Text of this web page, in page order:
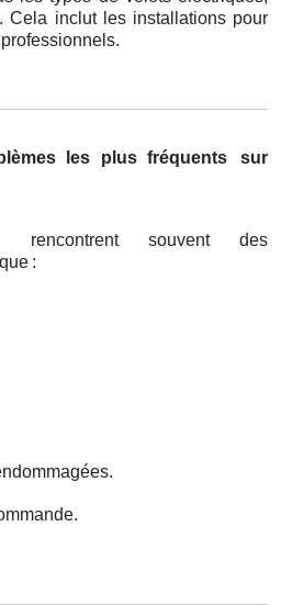
Cela inclut les installations pour
les plus fréquents
sur
rencontrent souvent des
: